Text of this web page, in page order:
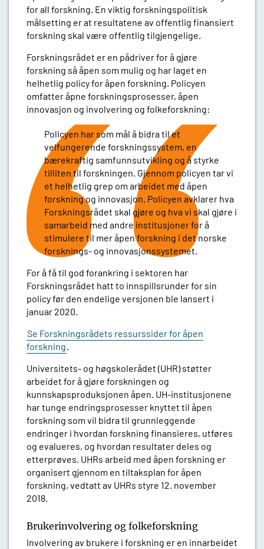
for all forskning. En viktig forskningspolitisk
målsetting er at resultatene av offentlig finansiert
forskning skal være offentlig tilgjengelige.
Forskningsrådet er en pådriver for å gjøre
forskning så åpen som mulig og har laget en
helhetlig policy for åpen forskning. Policyen
omfatter åpne forskningsprosesser, åpen
innovasjon og involvering og folkeforskning:
Policyen har som mål å bidra til et
velfungerende forskningssystem, en
bærekraftig samfunnsutvikling og å styrke
tilliten til forskningen. Gjennom policyen tar vi
et helhetlig grep om arbeidet med åpen
forskning og innovasjon. Policyen avklarer hva
Forskningsrådet skal gjøre og hva vi skal gjøre i
samarbeid med andre institusjoner for å
stimulere til mer åpen forskning i det norske
forsknings- og innovasjonssystemet.
For å få til god forankring i sektoren har
Forskningsrådet hatt to innspillsrunder for sin
policy før den endelige versjonen ble lansert i
januar 2020.
Se Forskningsrådets ressurssider for åpen
forskning.
Universitets- og høgskolerådet (UHR) støtter
arbeidet for å gjøre forskningen og
kunnskapsproduksjonen åpen. UH-institusjonene
har tunge endringsprosesser knyttet til åpen
forskning som vil bidra til grunnleggende
endringer i hvordan forskning finansieres, utføres
og evalueres, og hvordan resultater deles og
etterprøves. UHRs arbeid med åpen forskning er
organisert gjennom en tiltaksplan for åpen
forskning, vedtatt av UHRs styre 12. november
2018.
Brukerinvolvering og folkeforskning
Involvering av brukere i forskning er en innarbeidet